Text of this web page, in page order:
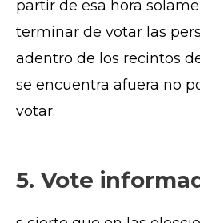
partir de esa hora
terminar de votar las
adentro de los recintos
se encuentra afuera no
votar.
5. Vote